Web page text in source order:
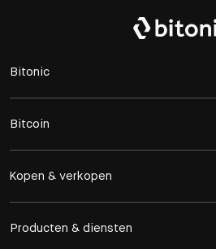
Bitonic
Bitcoin
Kopen & verkopen
Producten & diensten